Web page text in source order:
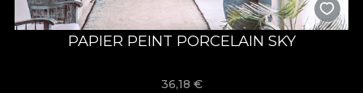
PAPIER PEINT PORCELAIN SKY
36,18 €